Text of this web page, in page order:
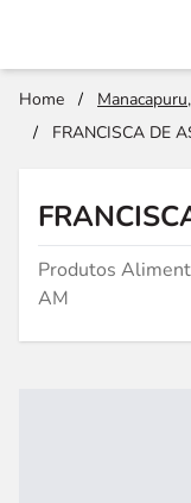
Home /
/
FRANCISCA DE
Produtos
AM